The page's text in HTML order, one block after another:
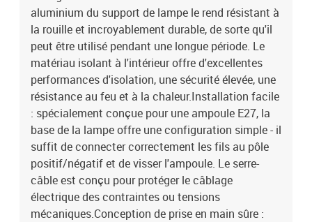
aluminium du support de lampe le rend résistant à
la rouille et incroyablement durable, de sorte qu'il
peut être utilisé pendant une longue période. Le
matériau isolant à l'intérieur offre d'excellentes
performances d'isolation, une sécurité élevée, une
résistance au feu et à la chaleur.Installation facile
: spécialement conçue pour une ampoule E27, la
base de la lampe offre une configuration simple - il
suffit de connecter correctement les fils au pôle
positif/négatif et de visser l'ampoule. Le serre-
câble est conçu pour protéger le câblage
électrique des contraintes ou tensions
mécaniques.Conception de prise en main sûre :